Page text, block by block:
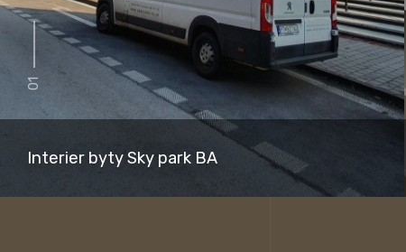
01
Interier byty Sky park BA